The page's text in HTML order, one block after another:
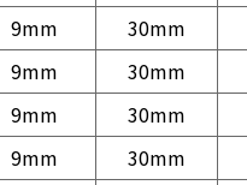
9mm 30mm
9mm 30mm
9mm 30mm
9mm 30mm